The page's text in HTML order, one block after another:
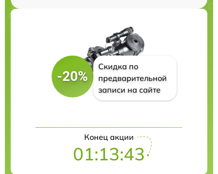
-20%
Скидка по
предварительной
записи на сайте
Конец акции
01:13:42